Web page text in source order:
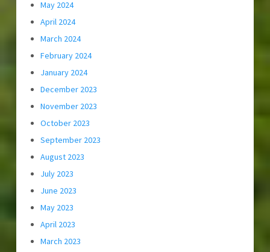
May 2024
April 2024
March 2024
February 2024
January 2024
December 2023
November 2023
October 2023
September 2023
August 2023
July 2023
June 2023
May 2023
April 2023
March 2023